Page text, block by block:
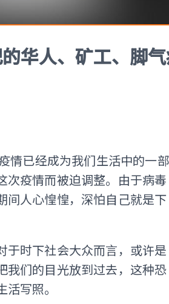
华人、矿工、脚
情已经成为我们生活中的一部
次疫情而被迫调整。由于病毒
间人心惶惶，深怕自己就是下
于时下社会大众而言，或许是
我们的目光放到过去，这种恐
写照。